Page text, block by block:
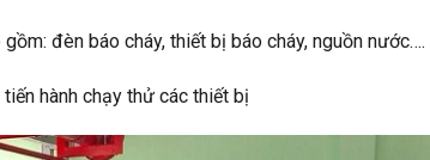
đèn báo cháy, thiết bị báo cháy, nguồn nước….
hành chạy thử các thiết bị